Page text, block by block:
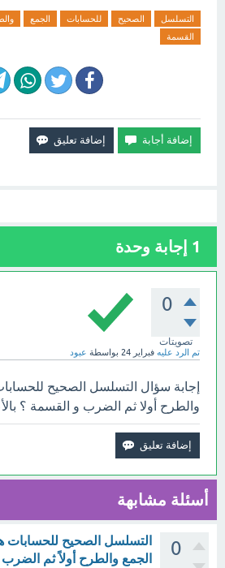
التسلسل الصحيح للحسابات الجمع
القسمة
1 إجابة وحدة
0
تصويتات
تم الرد عليه فبراير 24 بواسطة عبود
إجابة سؤال التسلسل الصحيح
والطرح أولا ثم الضرب و القسمة ؟
أسئلة مشابهة
0
التسلسل الصحيح للحسابات
الجمع والطرح أولاً ثم الضرب